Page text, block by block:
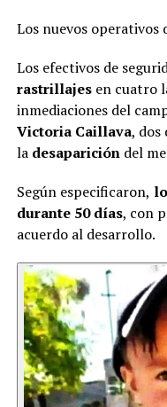
Los nuevos operativos
Los efectivos de
rastrillajesen cuatro
inmediaciones del
Victoria Caillava, dos
la desaparicióndel
Según especificaron,
durante 50 días, con
acuerdo al desarrollo.